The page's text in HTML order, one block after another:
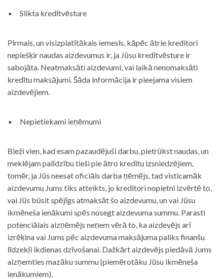
Slikta kredītvēsture
Pirmais, un visizplatītākais iemesls, kāpēc ātrie kreditori
nepiešķir naudas aizdevumus ir, ja Jūsu kredītvēsture ir
sabojāta. Neatmaksāti aizdevumi, vai laikā nenomaksāti
kredītu maksājumi. Šāda informācija ir pieejama visiem
aizdevējiem.
Nepietiekami ieņēmumi
Bieži vien, kad esam pazaudējuši darbu, pietrūkst naudas, un
meklējam palīdzību tieši pie ātro kredītu izsniedzējiem,
tomēr, ja Jūs neesat oficiāls darba ņēmējs, tad visticamāk
aizdevumu Jums tiks atteikts, jo kreditori nopietni izvērtē to,
vai Jūs būsit spējīgs atmaksāt šo aizdevumu, un vai Jūsu
ikmēneša ienākumi spēs nosegt aizdevuma summu. Parasti
potenciālais aizņēmējs neņem vērā to, ka aizdevējs arī
izrēķina vai Jums pēc aizdevuma maksājuma paliks finanšu
līdzekļi ikdienas dzīvošanai. Dažkārt aizdevējs piedāvā Jums
aizņemties mazāku summu (piemērotāku Jūsu ikmēneša
ienākumiem).